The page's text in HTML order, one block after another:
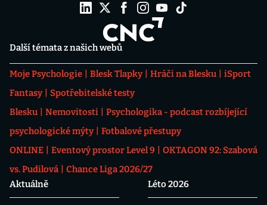
Další témata z našich webů
Moje Psychologie Blesk Tlapky Hráči na Blesku
iSport
Fantasy
Spotřebitelské testy
Blesku
Nemovitosti
Psychologika - podcast rozbíjející
psychologické mýty
Fotbalové přestupy
ONLINE
Eventový prostor Level 9
OKTAGON 92: Szabová
vs. Pudilová
Chance Liga 2026/27
Aktuálně
Léto 2026